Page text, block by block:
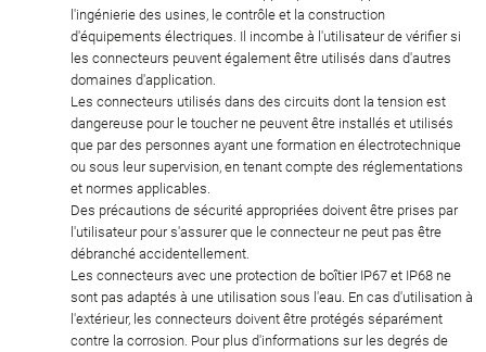
l'ingénierie des usines, le contrôle et la construction
d'équipements électriques. Il incombe à l'utilisateur de vérifier si
les connecteurs peuvent également être utilisés dans d'autres
domaines d'application.
Les connecteurs utilisés dans des circuits dont la tension est
dangereuse pour le toucher ne peuvent être installés et utilisés
que par des personnes ayant une formation en électrotechnique
ou sous leur supervision, en tenant compte des réglementations
et normes applicables.
Des précautions de sécurité appropriées doivent être prises par
l'utilisateur pour s'assurer que le connecteur ne peut pas être
débranché accidentellement.
Les connecteurs avec une protection de boîtier IP67 et IP68 ne
sont pas adaptés à une utilisation sous l'eau. En cas d'utilisation à
l'extérieur, les connecteurs doivent être protégés séparément
contre la corrosion. Pour plus d'informations sur les degrés de